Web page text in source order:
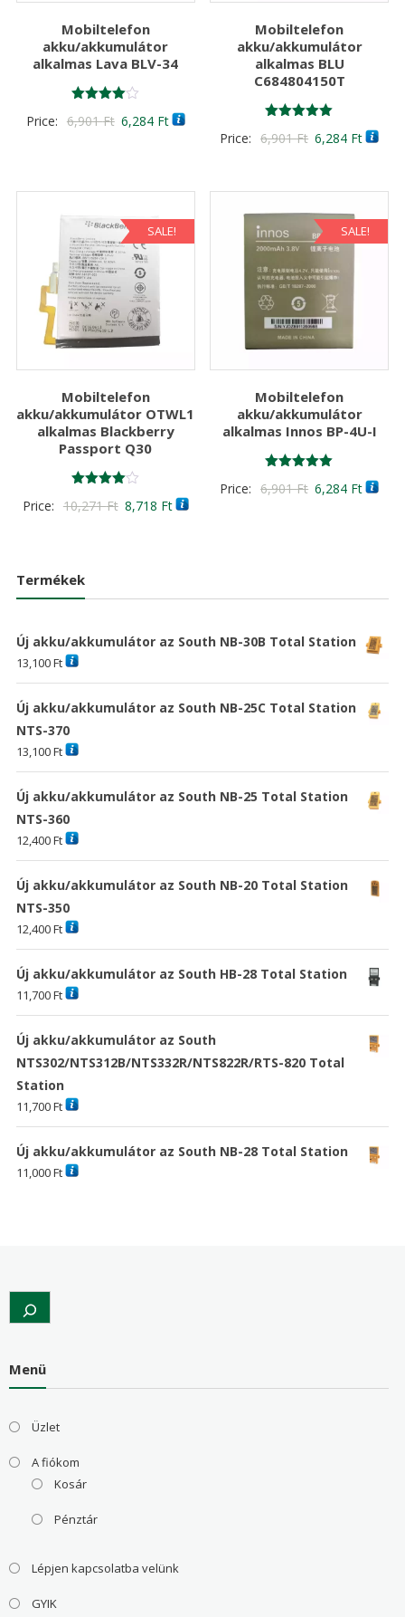
Mobiltelefon
akku/akkumulátor
alkalmas Lava BLV-34
4.00
Price: 6,901Ft Original
6,901 Ft
6,284 FtCurrent
6,284 Ft
Mobiltelefon
akku/akkumulátor
alkalmas BLU
C684804150T
5.00
Price: 6,901Ft Original
6,284 FtCurrent
SALE!
Mobiltelefon
akku/akkumulátor OTWL1
alkalmas Blackberry
Passport Q30
4.00
Price: 10,271Ft Original
8,718 FtCurrent
SALE!
Mobiltelefon
akku/akkumulátor
alkalmas Innos BP-4U-I
5.00
Price: 6,901Ft Original
6,284 FtCurrent
Termékek
Új akku/akkumulátor az South NB-30B Total Station
13,100Ft
Új akku/akkumulátor az South NB-25C Total Station
NTS-370
13,100Ft
Új akku/akkumulátor az South NB-25 Total Station
NTS-360
12,400Ft
Új akku/akkumulátor az South NB-20 Total Station
NTS-350
12,400Ft
Új akku/akkumulátor az South HB-28 Total Station
11,700Ft
Új akku/akkumulátor az South
NTS302/NTS312B/NTS332R/NTS822R/RTS-820 Total
Station
11,700Ft
Új akku/akkumulátor az South NB-28 Total Station
11,000Ft
Search
Menü
Üzlet
A fiókom
Kosár
Pénztár
Lépjen kapcsolatba velünk
GYIK